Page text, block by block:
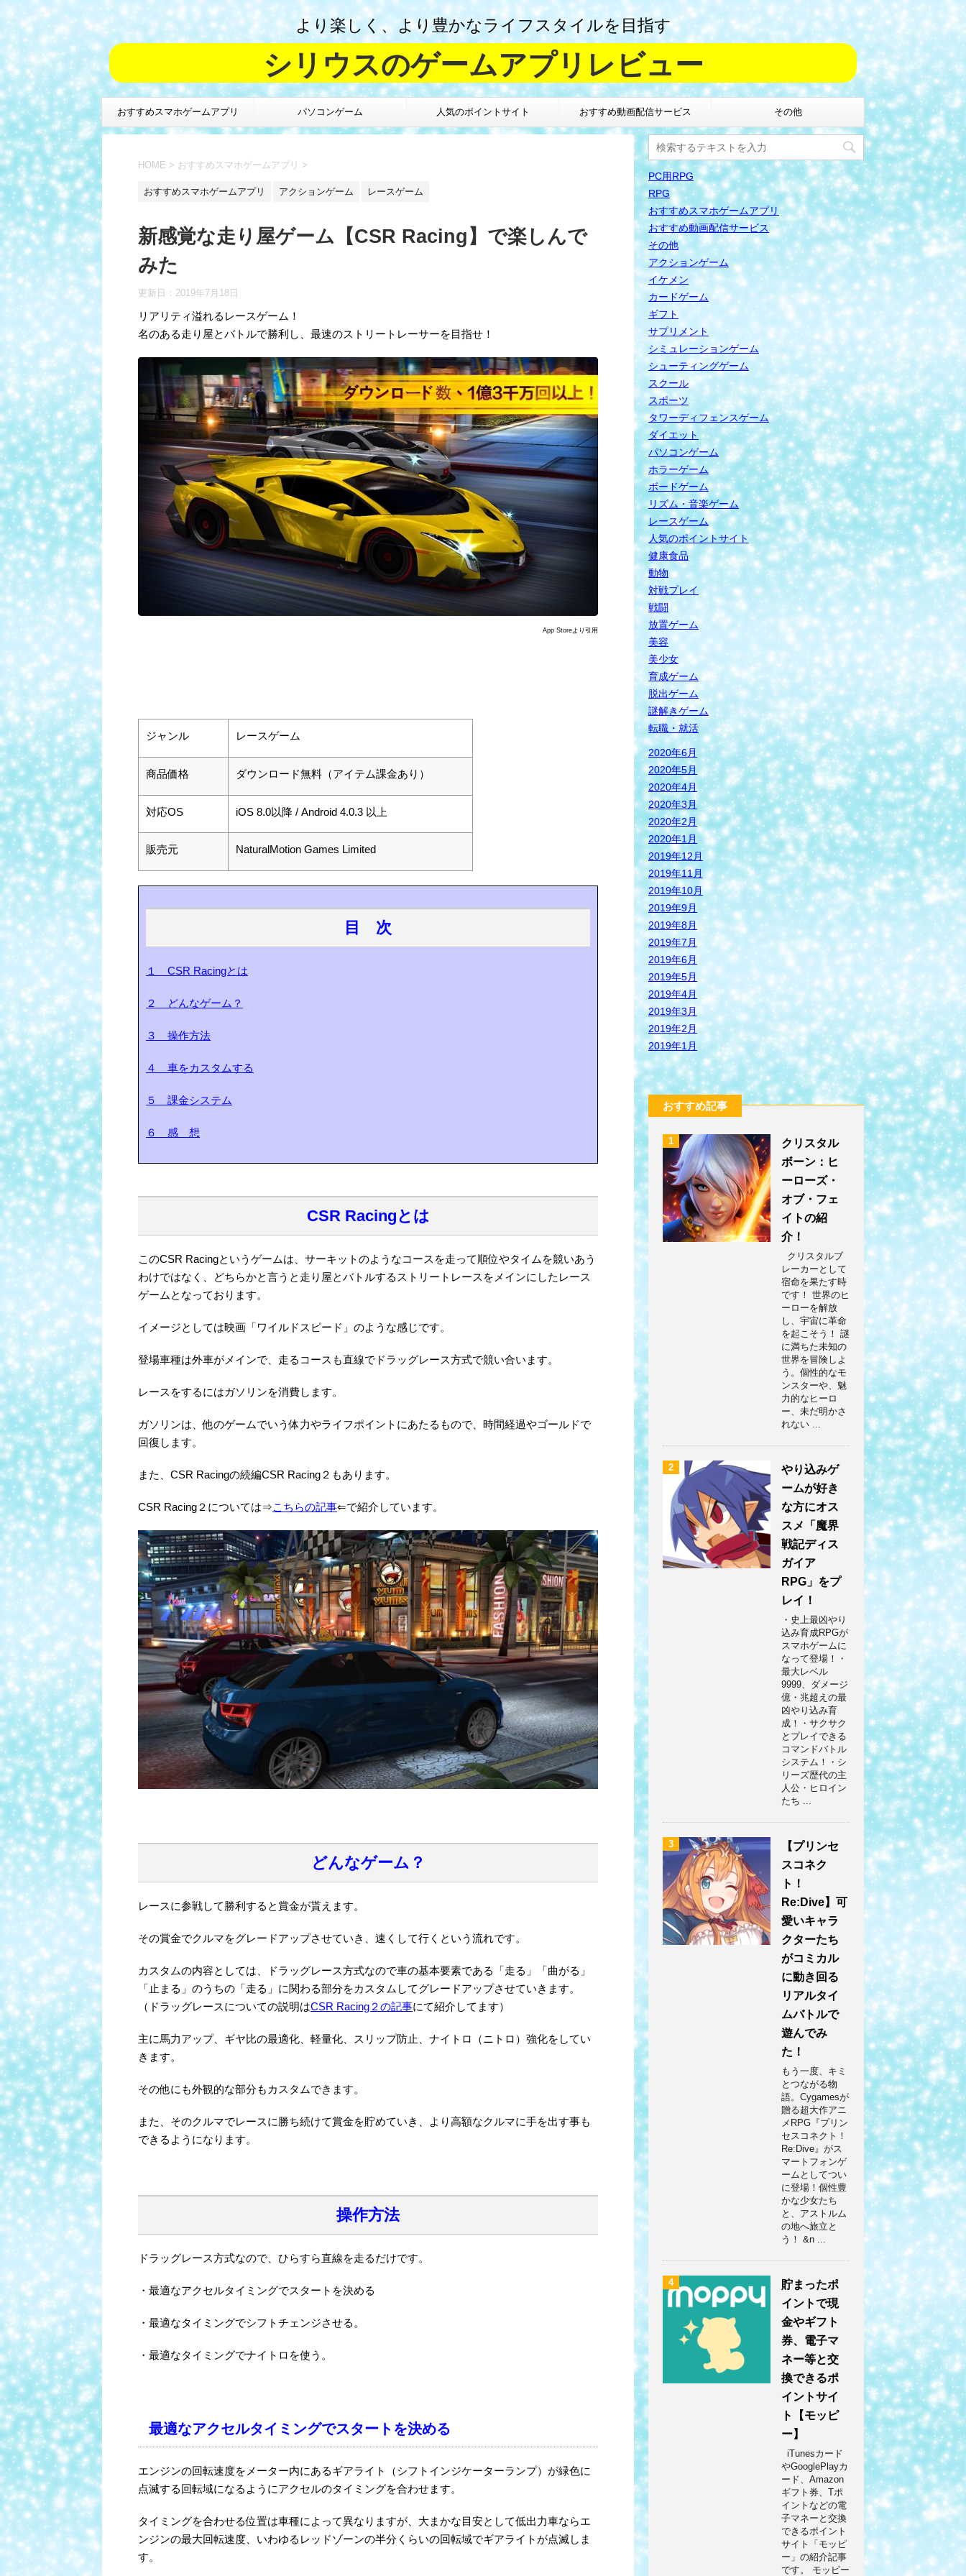
より楽しく、より豊かなライフスタイルを目指す
シリウスのゲームアプリレビュー
おすすめスマホゲームアプリ パソコンゲーム 人気のポイントサイト おすすめ動画配信サービス その他
HOME > おすすめスマホゲームアプリ >
おすすめスマホゲームアプリ アクションゲーム レースゲーム
新感覚な走り屋ゲーム【CSR Racing】で楽しんで
みた
更新日： 2019年7月18日
リアリティ溢れるレースゲーム！
名のある走り屋とバトルで勝利し、最速のストリートレーサーを目指せ！
App Storeより引用
ジャンル レースゲーム
商品価格 ダウンロード無料（アイテム課金あり）
対応OS iOS 8.0以降 / Android 4.0.3 以上
販売元 NaturalMotion Games Limited
目 次
１ CSR Racingとは
２ どんなゲーム？
３ 操作方法
４ 車をカスタムする
５ 課金システム
６ 感 想
CSR Racingとは
このCSR Racingというゲームは、サーキットのようなコースを走って順位やタイムを競いあう
わけではなく、どちらかと言うと走り屋とバトルするストリートレースをメインにしたレース
ゲームとなっております。
イメージとしては映画「ワイルドスピード」のような感じです。
登場車種は外車がメインで、走るコースも直線でドラッグレース方式で競い合います。
レースをするにはガソリンを消費します。
ガソリンは、他のゲームでいう体力やライフポイントにあたるもので、時間経過やゴールドで
回復します。
また、CSR Racingの続編CSR Racing２もあります。
CSR Racing２については⇒こちらの記事⇐で紹介しています。
どんなゲーム？
レースに参戦して勝利すると賞金が貰えます。
その賞金でクルマをグレードアップさせていき、速くして行くという流れです。
カスタムの内容としては、ドラッグレース方式なので車の基本要素である「走る」「曲がる」
「止まる」のうちの「走る」に関わる部分をカスタムしてグレードアップさせていきます。
（ドラッグレースについての説明はCSR Racing２の記事にて紹介してます）
主に馬力アップ、ギヤ比の最適化、軽量化、スリップ防止、ナイトロ（ニトロ）強化をしてい
きます。
その他にも外観的な部分もカスタムできます。
また、そのクルマでレースに勝ち続けて賞金を貯めていき、より高額なクルマに手を出す事も
できるようになります。
操作方法
ドラッグレース方式なので、ひらすら直線を走るだけです。
・最適なアクセルタイミングでスタートを決める
・最適なタイミングでシフトチェンジさせる。
・最適なタイミングでナイトロを使う。
最適なアクセルタイミングでスタートを決める
エンジンの回転速度をメーター内にあるギアライト（シフトインジケーターランプ）が緑色に
点滅する回転域になるようにアクセルのタイミングを合わせます。
タイミングを合わせる位置は車種によって異なりますが、大まかな目安として低出力車ならエ
ンジンの最大回転速度、いわゆるレッドゾーンの半分くらいの回転域でギアライトが点滅しま
す。
PC用RPG
RPG
おすすめスマホゲームアプリ
おすすめ動画配信サービス
その他
アクションゲーム
イケメン
カードゲーム
ギフト
サプリメント
シミュレーションゲーム
シューティングゲーム
スクール
スポーツ
タワーディフェンスゲーム
ダイエット
パソコンゲーム
ホラーゲーム
ボードゲーム
リズム・音楽ゲーム
レースゲーム
人気のポイントサイト
健康食品
動物
対戦プレイ
戦闘
放置ゲーム
美容
美少女
育成ゲーム
脱出ゲーム
謎解きゲーム
転職・就活
2020年6月
2020年5月
2020年4月
2020年3月
2020年2月
2020年1月
2019年12月
2019年11月
2019年10月
2019年9月
2019年8月
2019年7月
2019年6月
2019年5月
2019年4月
2019年3月
2019年2月
2019年1月
おすすめ記事
1
クリスタル
ボーン：ヒ
ーローズ・
オブ・フェ
イトの紹
介！
クリスタルブ
レーカーとして
宿命を果たす時
です！ 世界のヒ
ーローを解放
し、宇宙に革命
を起こそう！ 謎
に満ちた未知の
世界を冒険しよ
う。個性的なモ
ンスターや、魅
力的なヒーロ
ー、未だ明かさ
れない ...
2
やり込みゲ
ームが好き
な方にオス
スメ「魔界
戦記ディス
ガイア
RPG」をプ
レイ！
・史上最凶やり
込み育成RPGが
スマホゲームに
なって登場！・
最大レベル
9999、ダメージ
億・兆超えの最
凶やり込み育
成！・サクサク
とプレイできる
コマンドバトル
システム！・シ
リーズ歴代の主
人公・ヒロイン
たち ...
3
【プリンセ
スコネク
ト！
Re:Dive】可
愛いキャラ
クターたち
がコミカル
に動き回る
リアルタイ
ムバトルで
遊んでみ
た！
もう一度、キミ
とつながる物
語。Cygamesが
贈る超大作アニ
メRPG『プリン
セスコネクト！
Re:Dive』がス
マートフォンゲ
ームとしてつい
に登場！個性豊
かな少女たち
と、アストルム
の地へ旅立と
う！ &n ...
4
貯まったポ
イントで現
金やギフト
券、電子マ
ネー等と交
換できるポ
イントサイ
ト【モッピ
ー】
iTunesカード
やGooglePlayカ
ード、Amazon
ギフト券、Tポ
イントなどの電
子マネーと交換
できるポイント
サイト「モッピ
ー」の紹介記事
です。 モッピー